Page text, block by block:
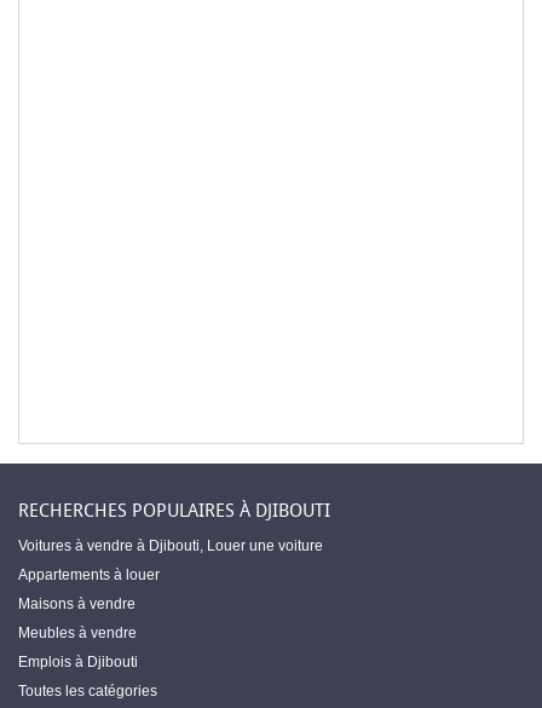
RECHERCHES POPULAIRES À DJIBOUTI
Voitures à vendre à Djibouti, Louer une voiture
Appartements à louer
Maisons à vendre
Meubles à vendre
Emplois à Djibouti
Toutes les catégories